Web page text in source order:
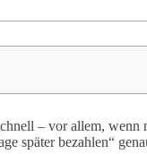
– vor allem, wenn
später bezahlen“